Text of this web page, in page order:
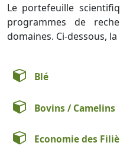
Le portefeuille
programmes de
domaines. Ci-dessous,
Blé
Bovins / Camelins
Economie des